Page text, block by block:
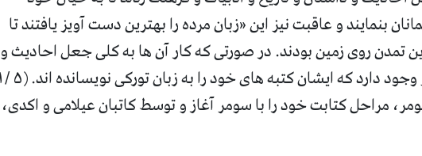
بنمایند و عاقبت نیز این «زبان مرده را بهترین دست آویز یافتند تا
تمدن روی زمین بودند. در صورتی که کار آن ها به کلی جعل احادیث و
مراحل کتابت خود را با سومر آغاز و توسط کاتبان عیلامی و اکدی،